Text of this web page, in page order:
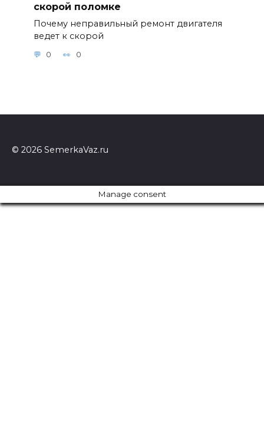
скорой поломке
Почему неправильный ремонт двигателя
ведет к скорой
0 0
© 2026 SemerkaVaz.ru
Manage consent